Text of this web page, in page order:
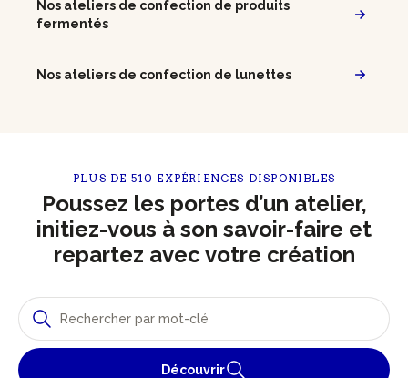
Nos ateliers de confection de produits
fermentés
Nos ateliers de confection de lunettes
PLUS DE 510 EXPÉRIENCES DISPONIBLES
Poussez les portes d’un atelier,
initiez-vous à son savoir-faire et
repartez avec votre création
Découvrir